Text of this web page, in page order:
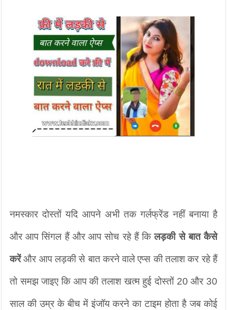
नमस्कार दोस्तों यदि आपने अभी तक गर्लफ्रेंड नहीं बनाया है
और आप सिंगल हैं और आप सोच रहे हैं कि लड़की से बात कैसे
करें और आप लड़की से बात करने वाले एप्स की तलाश कर रहे हैं
तो समझ जाइए कि आप की तलाश खत्म हुई दोस्तों 20 और 30
साल की उम्र के बीच में इंजॉय करने का टाइम होता है जब कोई